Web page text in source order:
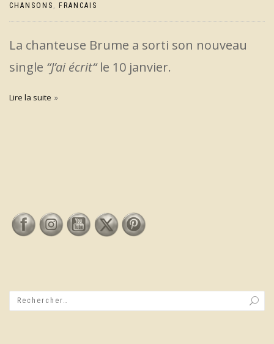
CHANSONS
FRANCAIS
La chanteuse Brume a sorti son nouveau
single “J’ai écrit“le 10 janvier.
Lire la suite